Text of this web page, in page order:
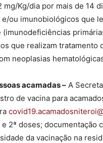
Kg/dia por mais de 14
ou imunobiológicos que
(imunodeficiências
que realizam
neoplasias
acamadas – A
de vacina para
2ª doses; documentação
da vacinação na